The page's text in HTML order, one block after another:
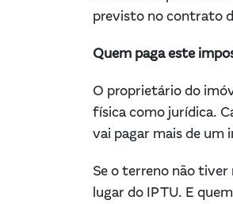
previsto no contrato
Quem paga este
O proprietário do
física como jurídica.
vai pagar mais de um
Se o terreno não
lugar do IPTU. E